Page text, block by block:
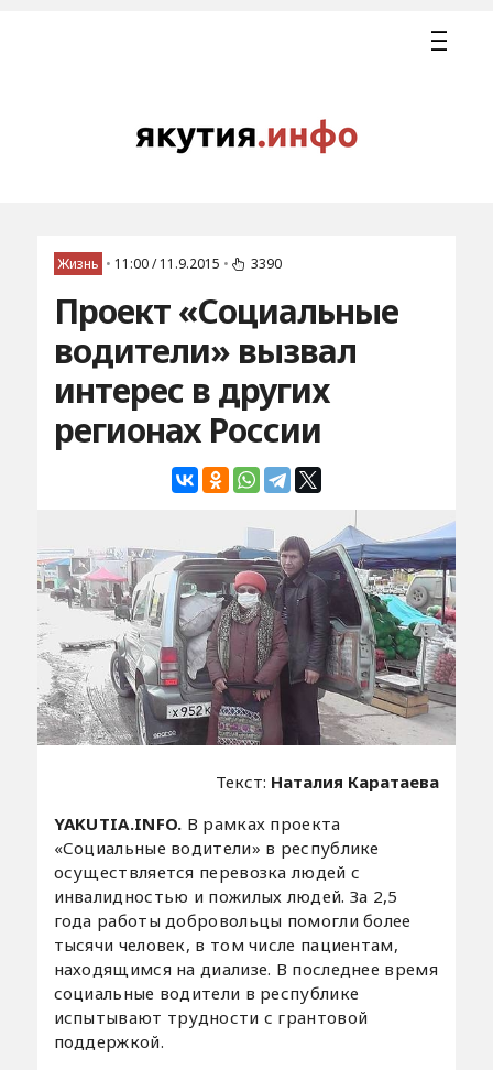
Жизнь • 11:00 / 11.9.2015 • 3390
Проект «Социальные
водители» вызвал
интерес в других
регионах России
Текст: Наталия Каратаева
YAKUTIA.INFO. В рамках проекта
«Социальные водители» в республике
осуществляется перевозка людей с
инвалидностью и пожилых людей. За 2,5
года работы добровольцы помогли более
тысячи человек, в том числе пациентам,
находящимся на диализе. В последнее время
социальные водители в республике
испытывают трудности с грантовой
поддержкой.